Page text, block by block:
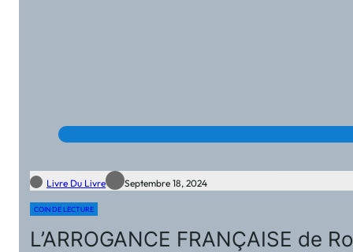
Livre Du Livre Septembre 18, 2024
COIN DE LECTURE
L’ARROGANCE FRANÇAISE de